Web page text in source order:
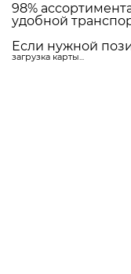
98%
удобной
Если нужной
загрузка карты...